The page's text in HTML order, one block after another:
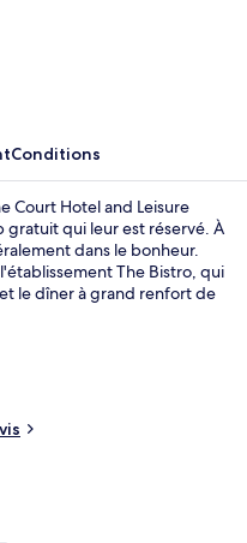
Conditions
Court Hotel and Leisure
qui leur est réservé. À
dans le bonheur.
The Bistro, qui
le dîner à grand renfort de
de remise en forme et une
voyageurs ne disent que du